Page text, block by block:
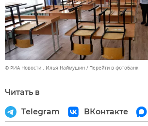
© РИА Новости . Илья Наймушин Перейти в фотобанк
Читать в
Telegram ВКонтакте